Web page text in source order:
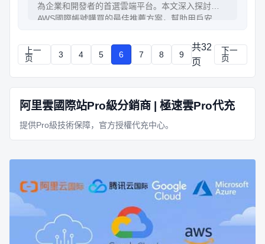
為企業和開發者的首選雲端平台。本文深入探討
AWS國際帳號購買的最佳推薦方案，幫助用戶安
程、注意事項與實用技巧，讓你的雲端之旅更加順利
無憂。
上一
页
3 4 5 6 7 8 9
共32
页
下一
页
阿里雲國際站Pro級分銷商 | 極速雲Pro代充
提供Pro級技術保障，官方授權代充中心。